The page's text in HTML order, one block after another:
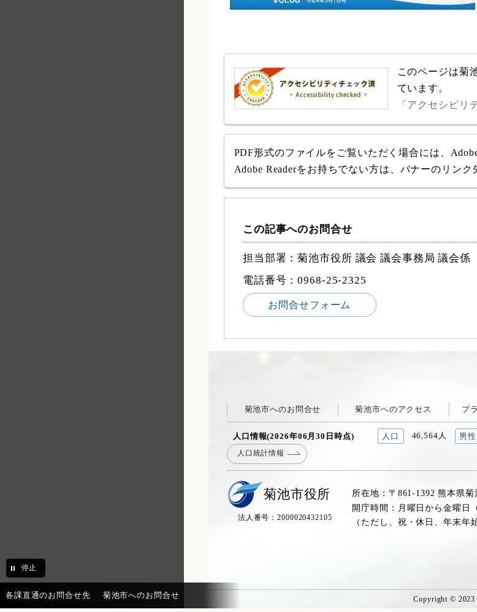
停止
このページは菊
ています。
「アクセシビリ
PDF形式のファイルをご覧いただく場合には、
Adobe Readerをお持ちでない方は、バナーのリンク
この記事へのお問合せ
担当部署：菊池市役所 議会 議会事務局 議会係
電話番号：0968-25-2325
お問合せフォーム
菊池市へのお問合せ 菊池市へのアクセス プ
人口情報(2026年06月30日時点) 人口 46,564人 男性
人口統計情報
菊池市役所
法人番号：2000020432105
所在地：〒861-1392 熊本県菊
開庁時間：月曜日から金曜日
（ただし、祝・休日、年末年
Copyright © 2023
各課直通のお問合せ先 菊池市へのお問合せ